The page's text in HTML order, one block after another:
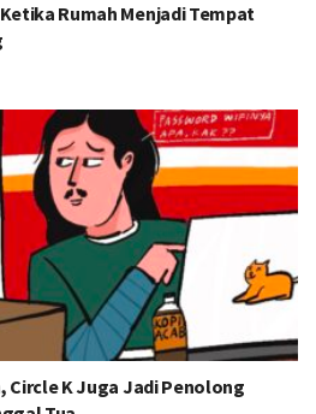
Rumah Menjadi Tempat
Circle K Juga Jadi Penolong